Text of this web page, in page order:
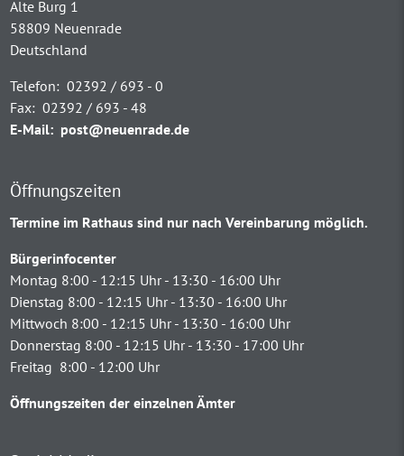
Alte Burg 1
58809 Neuenrade
Deutschland
Telefon: 02392 / 693 - 0
Fax: 02392 / 693 - 48
E-Mail: post@neuenrade.de
Öffnungszeiten
Termine im Rathaus sind nur nach Vereinbarung möglich.
Bürgerinfocenter
Montag 8:00 - 12:15 Uhr - 13:30 - 16:00 Uhr
Dienstag 8:00 - 12:15 Uhr - 13:30 - 16:00 Uhr
Mittwoch 8:00 - 12:15 Uhr - 13:30 - 16:00 Uhr
Donnerstag 8:00 - 12:15 Uhr - 13:30 - 17:00 Uhr
Freitag 8:00 - 12:00 Uhr
Öffnungszeiten der einzelnen Ämter